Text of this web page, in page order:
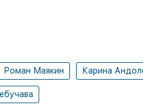
Роман Маякин Карина